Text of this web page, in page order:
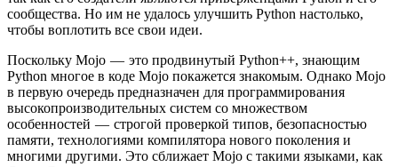
сообщества. Но им не удалось улучшить Python настолько,
чтобы воплотить все свои идеи.
Поскольку Mojo — это продвинутый Python++, знающим
Python многое в коде Mojo покажется знакомым. Однако Mojo
в первую очередь предназначен для программирования
высокопроизводительных систем со множеством
особенностей — строгой проверкой типов, безопасностью
памяти, технологиями компилятора нового поколения и
многими другими. Это сближает Mojo с такими языками, как